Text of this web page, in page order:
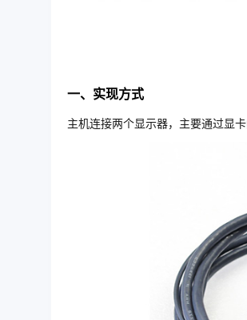
一、实现方式
主机连接两个显示器，主要通过显